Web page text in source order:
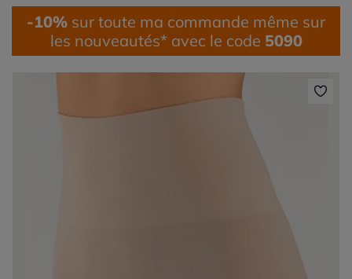
-10% sur toute ma commande même sur
les nouveautés* avec le code 5090